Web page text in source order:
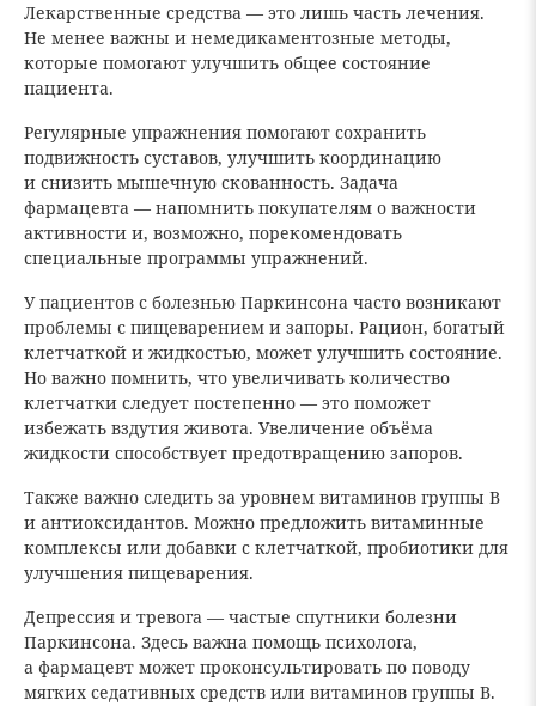
Лекарственные средства — это лишь часть лечения.
Не менее важны и немедикаментозные методы,
которые помогают улучшить общее состояние
пациента.
Регулярные упражнения помогают сохранить
подвижность суставов, улучшить координацию
и снизить мышечную скованность. Задача
фармацевта — напомнить покупателям о важности
активности и, возможно, порекомендовать
специальные программы упражнений.
У пациентов с болезнью Паркинсона часто возникают
проблемы с пищеварением и запоры. Рацион, богатый
клетчаткой и жидкостью, может улучшить состояние.
Но важно помнить, что увеличивать количество
клетчатки следует постепенно — это поможет
избежать вздутия живота. Увеличение объёма
жидкости способствует предотвращению запоров.
Также важно следить за уровнем витаминов группы B
и антиоксидантов. Можно предложить витаминные
комплексы или добавки с клетчаткой, пробиотики для
улучшения пищеварения.
Депрессия и тревога — частые спутники болезни
Паркинсона. Здесь важна помощь психолога,
а фармацевт может проконсультировать по поводу
мягких седативных средств или витаминов группы B.